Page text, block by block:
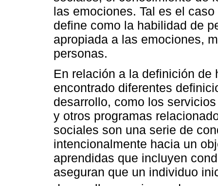
las emociones. Tal es el
define como la habilidad de
apropiada a las emociones,
personas.
En relación a la definición
encontrado diferentes
desarrollo, como los
y otros programas
sociales son una serie de
intencionalmente hacia un
aprendidas que incluyen
aseguran que un individuo